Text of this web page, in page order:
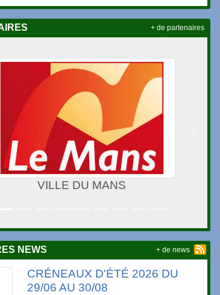
LARDESPORTS
+ de partenaires
NEWS
CRÉNEAUX D'ÉTÉ 2026 DU
29/06 AU 30/08
+ de news